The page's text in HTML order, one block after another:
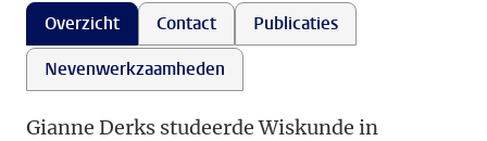
Overzicht Contact
Publicaties
Nevenwerkzaamheden
Gianne Derks studeerde Wiskunde in